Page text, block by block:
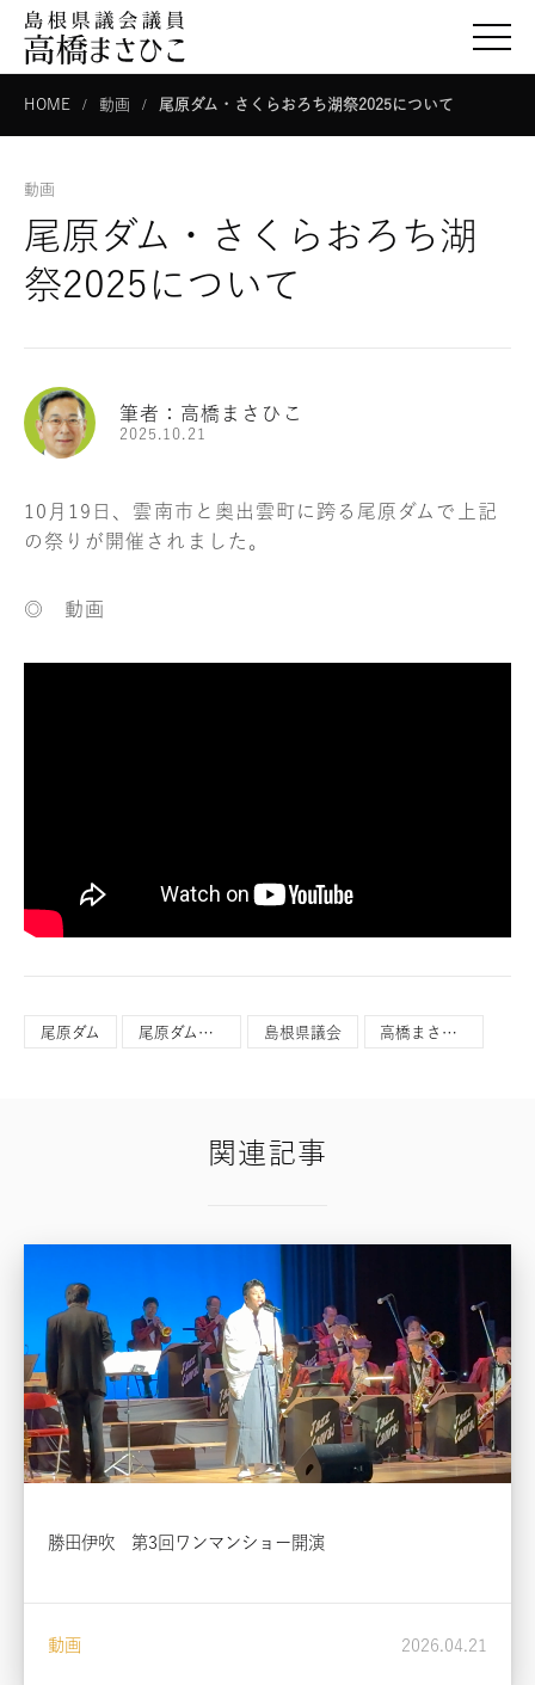
HOME 動画 尾原ダム・さくらおろち湖祭2025について
動画
尾原ダム・さくらおろち湖
祭2025について
筆者：高橋まさひこ
2025.10.21
10月19日、雲南市と奥出雲町に跨る尾原ダムで上記
の祭りが開催されました。
◎ 動画
尾原ダム 尾原ダム・さくらおろち湖祭 島根県議会 高橋まさひこ
関連記事
勝田伊吹 第3回ワンマンショー開演
動画 2026.04.21